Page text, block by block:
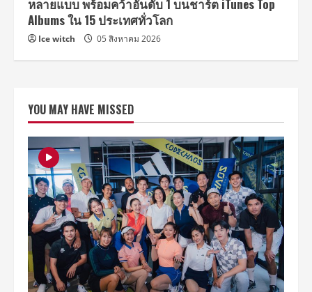
หลายแบบ พร้อมคว้าอันดับ 1 บนชาร์ต iTunes Top
Albums ใน 15 ประเทศทั่วโลก
Ice witch 05 สิงหาคม 2026
YOU MAY HAVE MISSED